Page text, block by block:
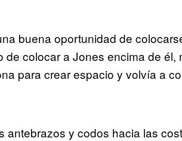
buena oportunidad de
de colocar a Jones encima de
para crear espacio y volvía a
antebrazos y codos hacia las